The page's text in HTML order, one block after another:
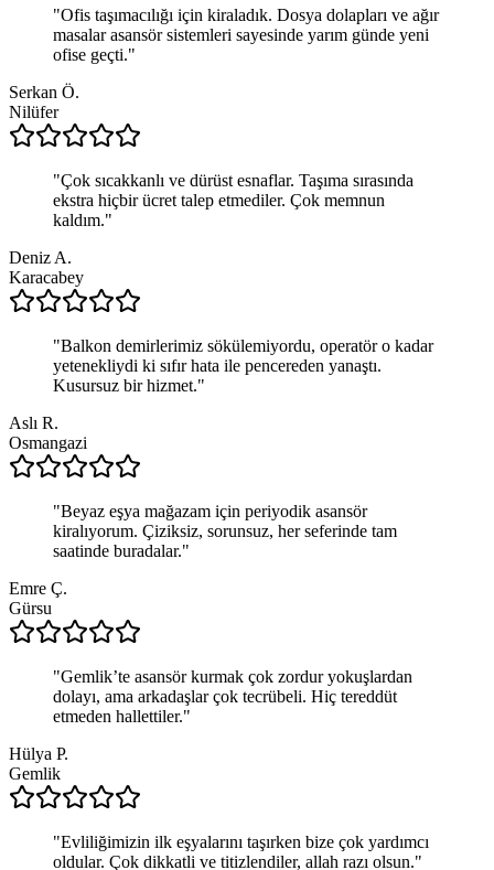
"Ofis taşımacılığı için kiraladık. Dosya dolapları ve ağır
masalar asansör sistemleri sayesinde yarım günde yeni
ofise geçti."
Serkan Ö.
Nilüfer
"Çok sıcakkanlı ve dürüst esnaflar. Taşıma sırasında
ekstra hiçbir ücret talep etmediler. Çok memnun
kaldım."
Deniz A.
Karacabey
"Balkon demirlerimiz sökülemiyordu, operatör o kadar
yetenekliydi ki sıfır hata ile pencereden yanaştı.
Kusursuz bir hizmet."
Aslı R.
Osmangazi
"Beyaz eşya mağazam için periyodik asansör
kiralıyorum. Çiziksiz, sorunsuz, her seferinde tam
saatinde buradalar."
Emre Ç.
Gürsu
"Gemlik’te asansör kurmak çok zordur yokuşlardan
dolayı, ama arkadaşlar çok tecrübeli. Hiç tereddüt
etmeden hallettiler."
Hülya P.
Gemlik
"Evliliğimizin ilk eşyalarını taşırken bize çok yardımcı
oldular. Çok dikkatli ve titizlendiler, allah razı olsun."